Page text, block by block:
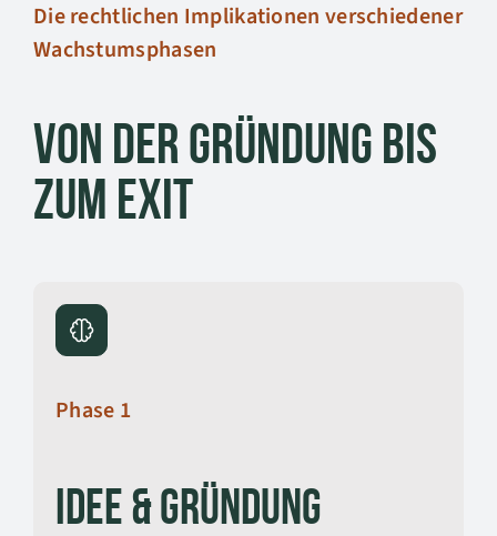
Die rechtlichen Implikationen verschiedener
Wachstumsphasen
Von der Gründung bis
zum Exit
Phase 1
Idee & Gründung